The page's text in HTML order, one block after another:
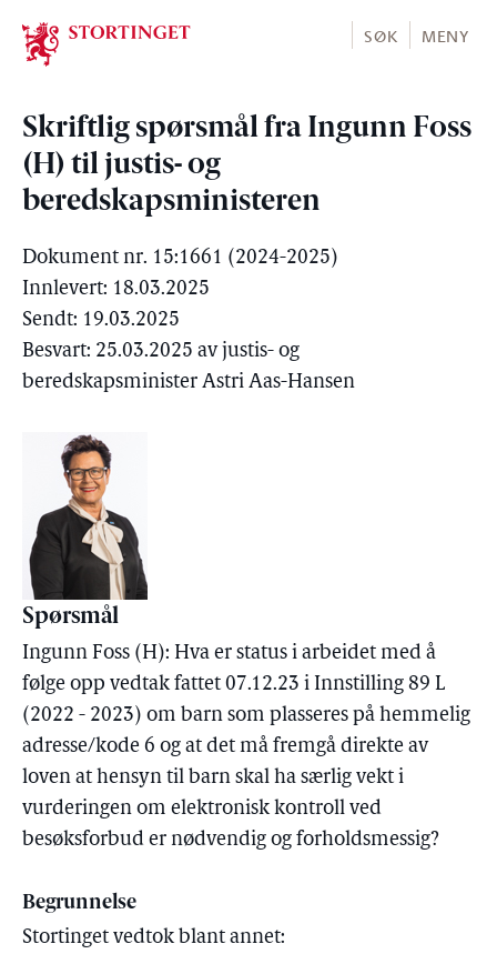
Stortinget.no
SØK MENY
Skriftlig spørsmål fra Ingunn Foss
(H) til justis- og
beredskapsministeren
Dokument nr. 15:1661 (2024-2025)
Innlevert: 18.03.2025
Sendt: 19.03.2025
Besvart: 25.03.2025 av justis- og
beredskapsminister Astri Aas-Hansen
Spørsmål
Ingunn Foss (H): Hva er status i arbeidet med å
følge opp vedtak fattet 07.12.23 i Innstilling 89 L
(2022 - 2023) om barn som plasseres på hemmelig
adresse/kode 6 og at det må fremgå direkte av
loven at hensyn til barn skal ha særlig vekt i
vurderingen om elektronisk kontroll ved
besøksforbud er nødvendig og forholdsmessig?
Begrunnelse
Stortinget vedtok blant annet: